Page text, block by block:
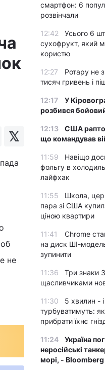
не
смартфон: 6
розвінчали
12:42
Усього 6
сухофрукт, який
користю
12:27
Ротару не
тисяч гривень і
12:17
У
розбився
12:13
США
що командував
11:59
Навіщо
фольгу в
лайфхак
11:55
Школа,
пара зі США
ціною квартири
11:41
Chrome
на диск ШІ-
зупинити
11:36
Три знаки
щасливчиками
11:30
5 хвилин -
турбуватимуть:
прибрати їхнє
11:24
Україна
неросійські
морі, - Bloomberg